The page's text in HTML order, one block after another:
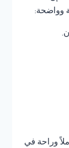
وواضحة:
وراحة في